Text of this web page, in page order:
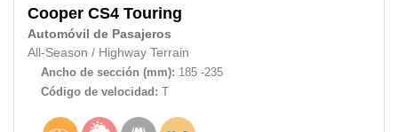
Cooper CS4 Touring
Automóvil de Pasajeros
All-Season / Highway Terrain
Ancho de sección (mm): 185 -235
Código de velocidad: T